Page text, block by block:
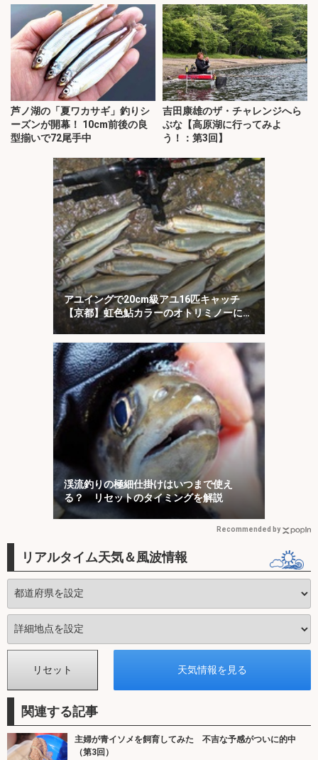
芦ノ湖の「夏ワカサギ」釣りシ
ーズンが開幕！ 10cm前後の良
型揃いで72尾手中
吉田康雄のザ・チャレンジへら
ぶな【高原湖に行ってみよ
う！：第3回】
アユイングで20cm級アユ16匹キャッチ
【京都】虹色鮎カラーのオトリミノーにヒ
ット集中！
渓流釣りの極細仕掛けはいつまで使え
る？ リセットのタイミングを解説
Recommended by
リアルタイム天気＆風波情報
関連する記事
主婦が青イソメを飼育してみた 不吉な予感がついに的中
（第3回）